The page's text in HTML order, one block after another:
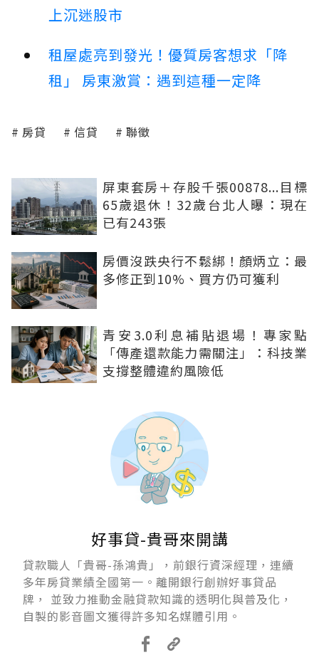
上沉迷股市
租屋處亮到發光！優質房客想求「降
租」 房東激賞：遇到這種一定降
房貸 信貸 聯徵
屏東套房＋存股千張00878...目標
65歲退休！32歲台北人曝：現在
已有243張
房價沒跌央行不鬆綁！顏炳立：最
多修正到10%、買方仍可獲利
青安3.0利息補貼退場！專家點
「傳產還款能力需關注」：科技業
支撐整體違約風險低
好事貸-貴哥來開講
貸款職人「貴哥-孫鴻貴」，前銀行資深經理，連續
多年房貸業績全國第一。離開銀行創辦好事貸品
牌， 並致力推動金融貸款知識的透明化與普及化，
自製的影音圖文獲得許多知名媒體引用。